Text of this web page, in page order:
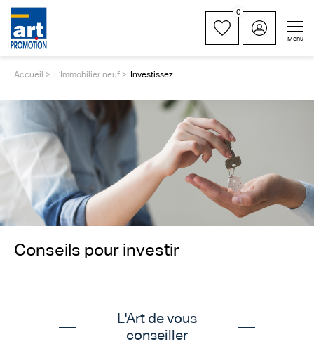
0
Menu
Accueil L'Immobilier neuf Investissez
Conseils pour investir
L'Art de vous
conseiller